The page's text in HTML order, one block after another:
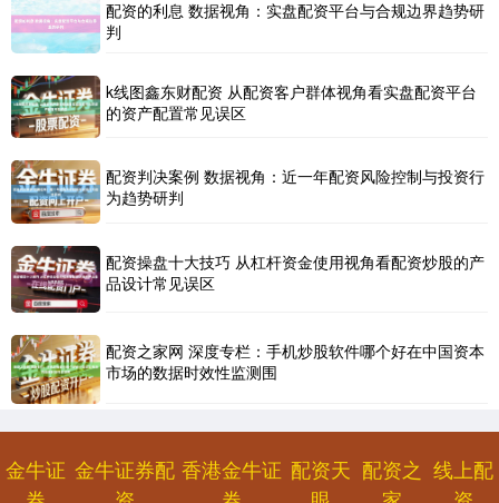
北证50 1134.24 +11.37 +1.01%
创业板指
配资的利息 数据视角：实盘配资平台与合规边界趋势研
判
k线图鑫东财配资 从配资客户群体视角看实盘配资平台
的资产配置常见误区
配资判决案例 数据视角：近一年配资风险控制与投资行
为趋势研判
配资操盘十大技巧 从杠杆资金使用视角看配资炒股的产
品设计常见误区
配资之家网 深度专栏：手机炒股软件哪个好在中国资本
市场的数据时效性监测围
金牛证 金牛证券配 香港金牛证 配资天 配资之 线上配